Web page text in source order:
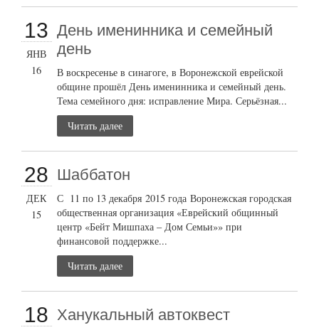
13
ЯНВ
16
День именинника и семейный
день
В воскресенье в синагоге, в Воронежской еврейской
общине прошёл День именинника и семейный день.
Тема семейного дня: исправление Мира. Серьёзная...
Читать далее
28
ДЕК
15
Шаббатон
С 11 по 13 декабря 2015 года Воронежская городская
общественная организация «Еврейский общинный
центр «Бейт Мишпаха – Дом Семьи»» при
финансовой поддержке...
Читать далее
18 Ханукальный автоквест